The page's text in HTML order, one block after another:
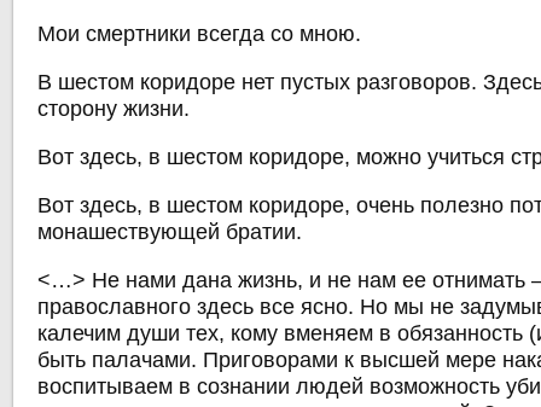
Мои смертники всегда со мною.
В шестом коридоре нет пустых разговоров.
сторону жизни.
Вот здесь, в шестом коридоре, можно учиться
Вот здесь, в шестом коридоре, очень полезно
монашествующей братии.
<…> Не нами дана жизнь, и не нам ее отнимать
православного здесь все ясно. Но мы не
калечим души тех, кому вменяем в обязанность
быть палачами. Приговорами к высшей мере
воспитываем в сознании людей возможность